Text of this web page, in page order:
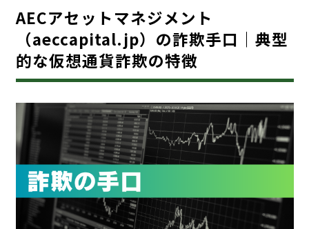
AECアセットマネジメント
（aeccapital.jp）の詐欺手口｜典型
的な仮想通貨詐欺の特徴